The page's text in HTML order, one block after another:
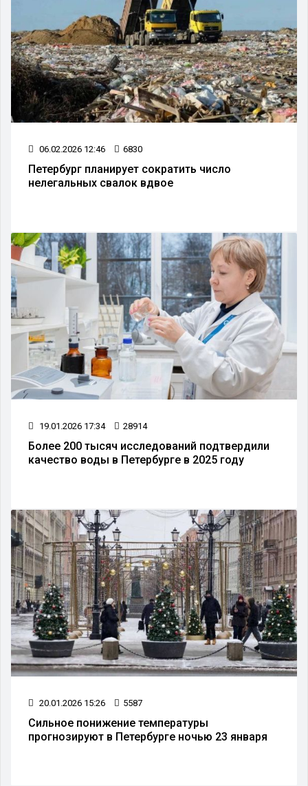
06.02.2026 12:46 6830
Петербург планирует сократить число
нелегальных свалок вдвое
19.01.2026 17:34 28914
Более 200 тысяч исследований подтвердили
качество воды в Петербурге в 2025 году
20.01.2026 15:26 5587
Сильное понижение температуры
прогнозируют в Петербурге ночью 23 января